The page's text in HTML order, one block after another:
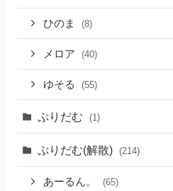
ひのま (8)
メロア (40)
ゆそる (55)
ぷりだむ (1)
ぷりだむ(解散) (214)
あーるん。 (65)